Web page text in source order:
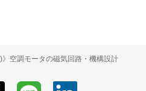
》空調モータの磁気回路・機構設計